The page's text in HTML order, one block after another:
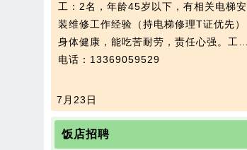
工：2名，年龄45岁以下，有相关电梯安
装维修工作经验（持电梯修理T证优先）
身体健康，能吃苦耐劳，责任心强。工…
电话：13369059529
7月23日
饭店招聘